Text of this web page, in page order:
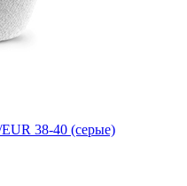
38-40 (серые)